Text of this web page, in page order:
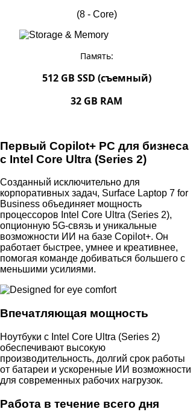
(8 - Core)
Память:
512 GB SSD (съемный)
32 GB RAM
Первый Copilot+ PC для бизнеса
с Intel Core Ultra (Series 2)
Созданный исключительно для
корпоративных задач, Surface Laptop 7 for
Business объединяет мощность
процессоров Intel Core Ultra (Series 2),
опционную 5G-связь и уникальные
возможности ИИ на базе Copilot+. Он
работает быстрее, умнее и креативнее,
помогая команде добиваться большего с
меньшими усилиями.
Впечатляющая мощность
Ноутбуки с Intel Core Ultra (Series 2)
обеспечивают высокую
производительность, долгий срок работы
от батареи и ускоренные ИИ возможности
для современных рабочих нагрузок.
Работа в течение всего дня